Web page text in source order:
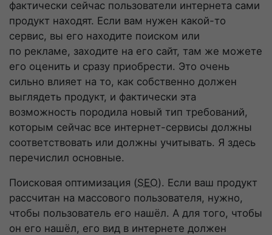
фактически сейчас пользователи интернета сами
продукт находят. Если вам нужен какой-то
сервис, вы его находите поиском или
по рекламе, заходите на его сайт, там же можете
его оценить и сразу приобрести. Это очень
сильно влияет на то, как собственно должен
выглядеть продукт, и фактически эта
возможность породила новый тип требований,
которым сейчас все интернет-сервисы должны
соответствовать или должны учитывать. Я здесь
перечислил основные.
Поисковая оптимизация (SEO). Если ваш продукт
рассчитан на массового пользователя, нужно,
чтобы пользователь его нашёл. А для того, чтобы
он его нашёл, его вид в интернете должен